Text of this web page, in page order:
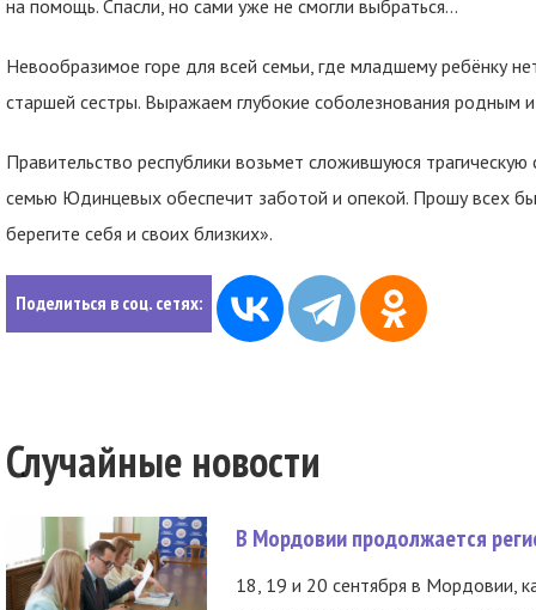
на помощь. Спасли, но сами уже не смогли выбраться…
Невообразимое горе для всей семьи, где младшему ребёнку
старшей сестры. Выражаем глубокие соболезнования родным
Правительство республики возьмет сложившуюся
семью Юдинцевых обеспечит заботой и опекой. Прошу всех
берегите себя и своих близких».
Поделиться в соц. сетях:
Случайные новости
В Мордовии продолжается
18, 19 и 20 сентября в Мордовии,